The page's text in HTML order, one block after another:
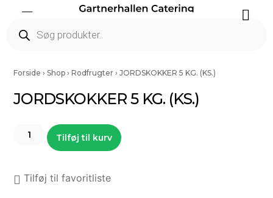
Forside ›Shop ›Rodfrugter ›JORDSKOKKER 5 KG. (KS.)
JORDSKOKKER 5 KG. (KS.)
Tilføj til kurv
Tilføj til favoritliste